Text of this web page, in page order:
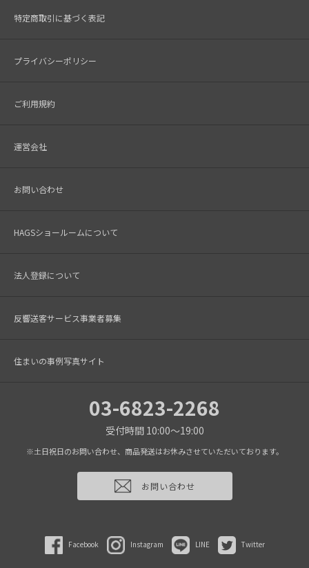
特定商取引に基づく表記
プライバシーポリシー
ご利用規約
運営会社
お問い合わせ
HAGSショールームについて
法人登録について
反響送客サービス事業者募集
住まいの事例写真サイト
03-6823-2268
受付時間 10:00～19:00
※土日祝日のお問い合わせ、商品発送はお休みさせていただいております。
お問い合わせ
Facebook Instagram LINE Twitter